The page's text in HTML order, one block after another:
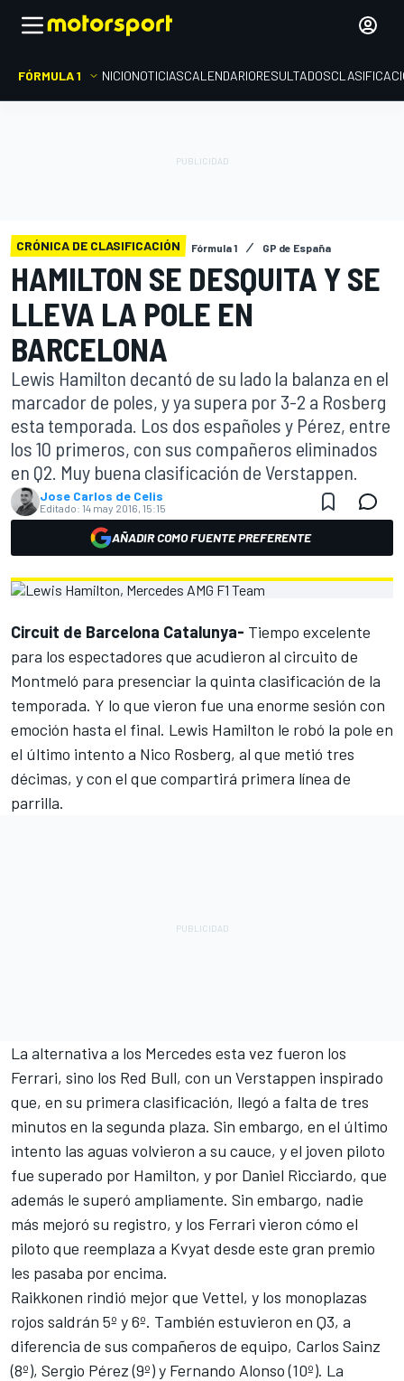
FÓRMULA 1 INICIONOTICIASCALENDARIORESULTADOS
CRÓNICA DE CLASIFICACIÓN Fórmula 1 GP de España
HAMILTON SE DESQUITA Y SE
LLEVA LA POLE EN
BARCELONA
Lewis Hamilton decantó de su lado la balanza en el
marcador de poles, y ya supera por 3-2 a Rosberg
esta temporada. Los dos españoles y Pérez, entre
los 10 primeros, con sus compañeros eliminados
en Q2. Muy buena clasificación de Verstappen.
Jose Carlos de Celis
Editado: 14 may 2016, 15:15
AÑADIR COMO FUENTE PREFERENTE
Circuit de Barcelona Catalunya- Tiempo excelente
para los espectadores que acudieron al circuito de
Montmeló para presenciar la quinta clasificación de la
temporada. Y lo que vieron fue una enorme sesión con
emoción hasta el final. Lewis Hamilton le robó la pole en
el último intento a Nico Rosberg, al que metió tres
décimas, y con el que compartirá primera línea de
parrilla.
La alternativa a los Mercedes esta vez fueron los
Ferrari, sino los Red Bull, con un Verstappen inspirado
que, en su primera clasificación, llegó a falta de tres
minutos en la segunda plaza. Sin embargo, en el último
intento las aguas volvieron a su cauce, y el joven piloto
fue superado por Hamilton, y por Daniel Ricciardo, que
además le superó ampliamente. Sin embargo, nadie
más mejoró su registro, y los Ferrari vieron cómo el
piloto que reemplaza a Kvyat desde este gran premio
les pasaba por encima.
Raikkonen rindió mejor que Vettel, y los monoplazas
rojos saldrán 5º y 6º. También estuvieron en Q3, a
diferencia de sus compañeros de equipo, Carlos Sainz
(8º), Sergio Pérez (9º) y Fernando Alonso (10º). La